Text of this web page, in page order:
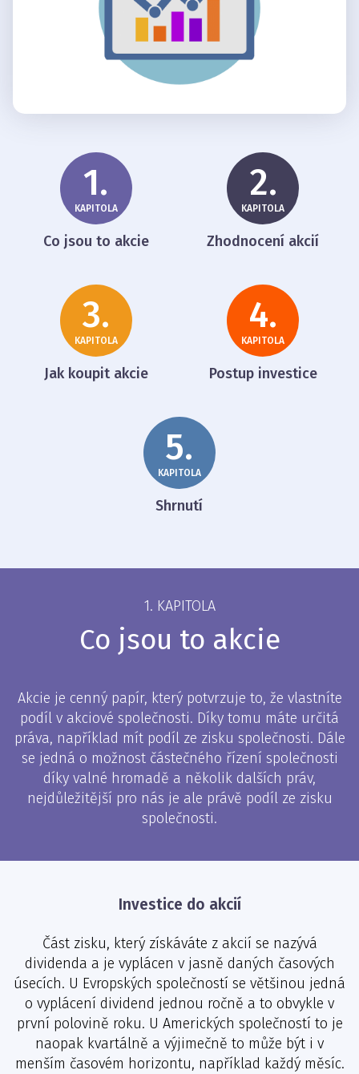
1.
KAPITOLA
Co jsou to akcie
2.
KAPITOLA
Zhodnocení akcií
3.
KAPITOLA
Jak koupit akcie
4.
KAPITOLA
Postup investice
5.
KAPITOLA
Shrnutí
1. KAPITOLA
Co jsou to akcie
Akcie je cenný papír, který potvrzuje to, že vlastníte
podíl v akciové společnosti. Díky tomu máte určitá
práva, například mít podíl ze zisku společnosti. Dále
se jedná o možnost částečného řízení společnosti
díky valné hromadě a několik dalších práv,
nejdůležitější pro nás je ale právě podíl ze zisku
společnosti.
Investice do akcií
Část zisku, který získáváte z akcií se nazývá
dividenda a je vyplácen v jasně daných časových
úsecích. U Evropských společností se většinou jedná
o vyplácení dividend jednou ročně a to obvykle v
první polovině roku. U Amerických společností to je
naopak kvartálně a výjimečně to může být i v
menším časovém horizontu, například každý měsíc.